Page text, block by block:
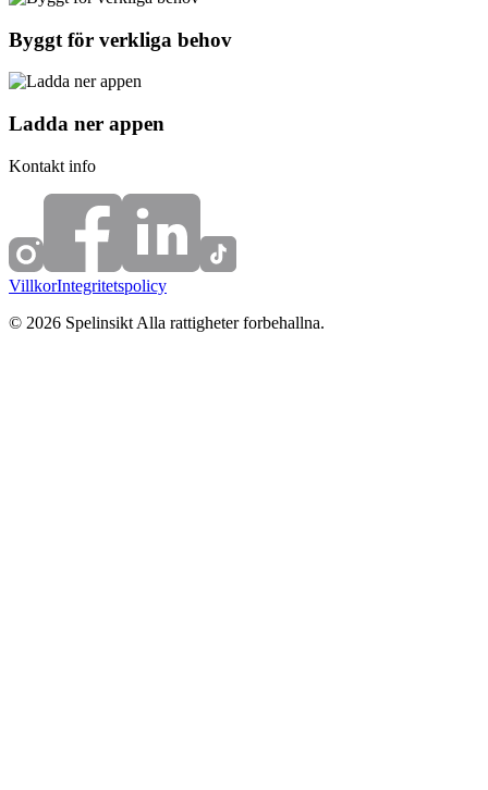
Byggt för verkliga behov
Ladda ner appen
Kontakt info
VillkorIntegritetspolicy
© 2026 Spelinsikt Alla rattigheter forbehallna.